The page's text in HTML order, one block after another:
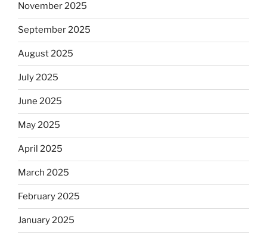
November 2025
September 2025
August 2025
July 2025
June 2025
May 2025
April 2025
March 2025
February 2025
January 2025